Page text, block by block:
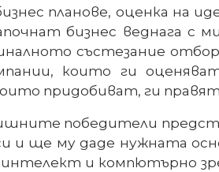
планове, оценка на
бизнес веднага с
състезание
които ги
придобиват, ги
победители
ще му даде нужната
и компютърно